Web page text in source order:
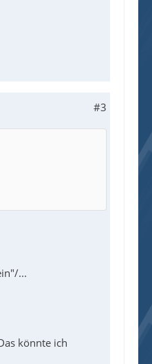
#3
...
könnte ich